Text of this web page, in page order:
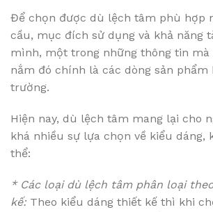
Để chọn được dù lệch tâm phù hợp
cầu, mục đích sử dụng và khả năng
mình, một trong những thông tin mà
nắm đó chính là các dòng sản phẩm
trường.
Hiện nay, dù lệch tâm mang lại cho
khá nhiều sự lựa chọn về kiểu dáng,
thể:
* Các loại dù lệch tâm phân loại
kế: Theo kiểu dáng thiết kế thì khi